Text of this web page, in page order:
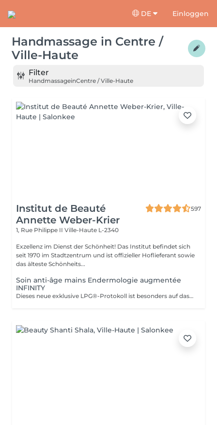
DE Einloggen
Handmassage in Centre /
Ville-Haute
Filter
HandmassageinCentre / Ville-Haute
Institut de Beauté
Annette Weber-Krier
597
1, Rue Philippe II Ville-Haute L-2340
Exzellenz im Dienst der Schönheit! Das Institut befindet sich
seit 1970 im Stadtzentrum und ist offizieller Hoflieferant sowie
das älteste Schönheits...
Soin anti-âge mains Endermologie augmentée
INFINITY
Dieses neue exklusive LPG®-Protokoll ist besonders auf das Wohlbefinden der Verbraucher bedacht und stellt eine Allianz aus Technik dar, die auf der patentierten Technologie des CelluM6 Alliance®-Geräts und der Sensorik für eine sofortige und dauerhafte Wirkung auf den Körper basiert. Und dies dank einer Reihe von Manövern, die sowohl vom Alliance®-Behandlungskopf, dem Auflegen einer Maske als auch von den Händen des Behandlers ausgeführt werden